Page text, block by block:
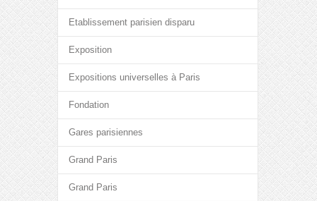
Etablissement parisien disparu
Exposition
Expositions universelles à Paris
Fondation
Gares parisiennes
Grand Paris
Grand Paris